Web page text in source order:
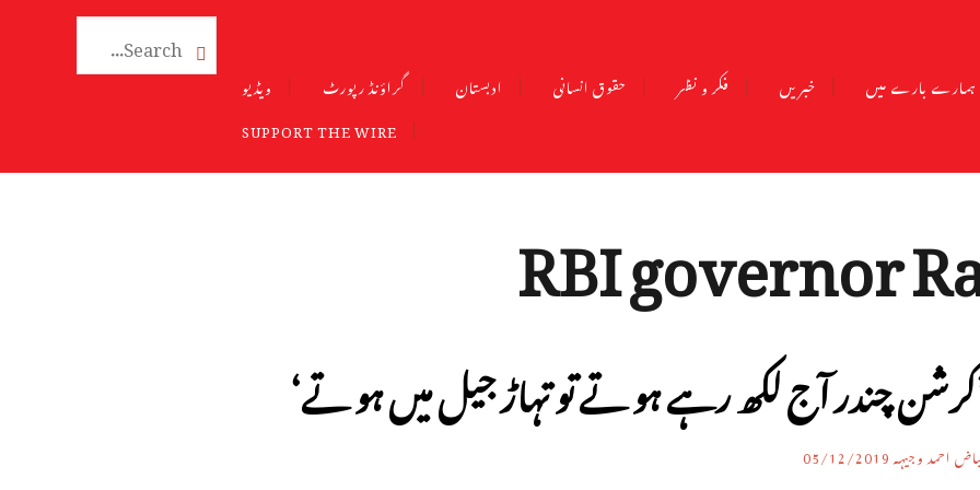
ہمارے بارے میں خبریں فکر و نظر حقوق انسانی ادبستان گراؤنڈ رپورٹ
ویڈیو
SUPPORT THE WIRE

RBI governor
چندر آج لکھ رہے ہو تے تو تہاڑ جیل میں ہو تے‘
احمد وجیہہ05/12/2019